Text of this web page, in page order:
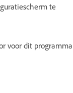
te
voor dit programma